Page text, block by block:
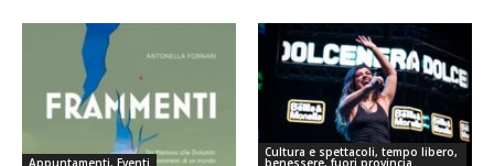
Appuntamenti, Eventi
Cultura e spettacoli, tempo libero,
benessere, fuori provincia